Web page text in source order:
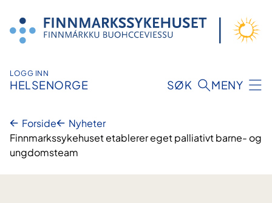
innhold
LOGG INN
HELSENORGE SØK MENY
Forside
Nyheter
Finnmarkssykehuset etablerer eget palliativt barne- og
ungdomsteam